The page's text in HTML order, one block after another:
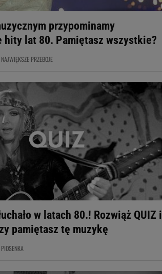
przypominamy
hity lat 80. Pamiętasz wszystkie?
NAJWIĘKSZE PRZEBOJE
w latach 80.! Rozwiąż QUIZ i
pamiętasz tę muzykę
PIOSENKA